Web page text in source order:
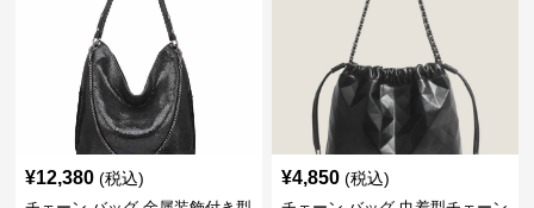
¥12,380 (税込) ¥4,850 (税込)